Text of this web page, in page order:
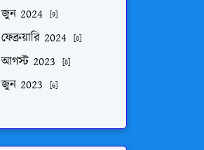
জুন 2024 [9]
ফেব্রুয়ারি 2024 [8]
আগস্ট 2023 [8]
জুন 2023 [6]